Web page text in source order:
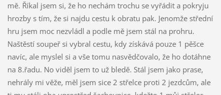
mě. Říkal jsem si, že ho nechám trochu se vyřádit a pokryju
hrozby s tím, že si najdu cestu k obratu pak. Jenomže střední
hru jsem moc nezvládl a podle mě jsem stál na prohru.
Naštěstí soupeř si vybral cestu, kdy získává pouze 1 pěšce
navíc, ale myslel si a vše tomu nasvědčovalo, že ho dotáhne
na 8.řadu. No viděl jsem to už bledě. Stál jsem jako prase,
nehrály mi věže, měl jsem sice 2 střelce proti 2 jezdcům, ale